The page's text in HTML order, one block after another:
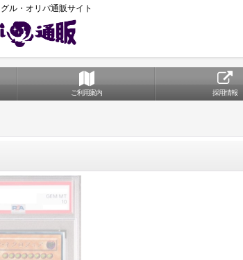
ル・オリパ通販サイト
ご利用案内 採用情報